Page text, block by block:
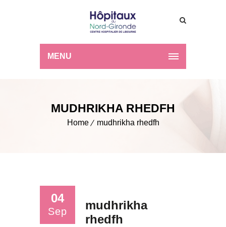
MENU
MUDHRIKHA RHEDFH
Home mudhrikha rhedfh
04
Sep
mudhrikha
rhedfh